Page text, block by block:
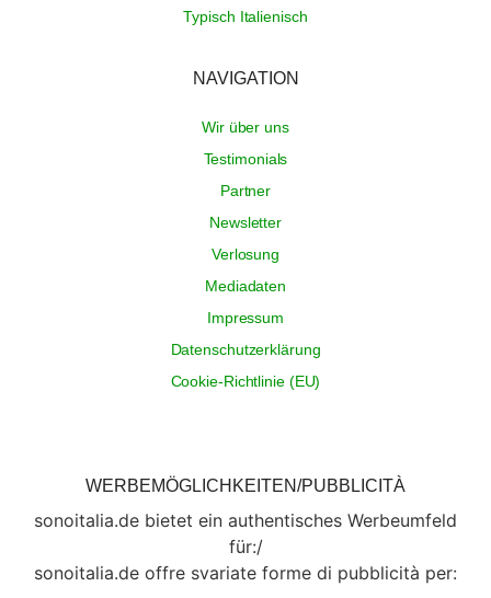
Typisch Italienisch
NAVIGATION
Wir über uns
Testimonials
Partner
Newsletter
Verlosung
Mediadaten
Impressum
Datenschutzerklärung
Cookie-Richtlinie (EU)
WERBEMÖGLICHKEITEN/PUBBLICITÀ
sonoitalia.de bietet ein authentisches Werbeumfeld
für:/
sonoitalia.de offre svariate forme di pubblicità per: